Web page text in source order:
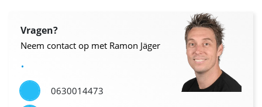
Vragen?
Neem contact op met Ramon Jäger
.
0630014473